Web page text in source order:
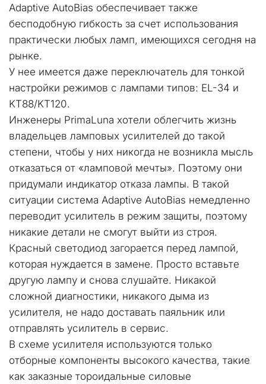
Adaptive AutoBias обеспечивает также
бесподобную гибкость за счет использования
практически любых ламп, имеющихся сегодня на
рынке.
У нее имеется даже переключатель для тонкой
настройки режимов с лампами типов: EL-34 и
KT88/KT120.
Инженеры PrimaLuna хотели облегчить жизнь
владельцев ламповых усилителей до такой
степени, чтобы у них никогда не возникла мысль
отказаться от «ламповой мечты». Поэтому они
придумали индикатор отказа лампы. В такой
ситуации система Adaptive AutoBias немедленно
переводит усилитель в режим защиты, поэтому
никакие детали не смогут выйти из строя.
Красный светодиод загорается перед лампой,
которая нуждается в замене. Просто вставьте
другую лампу и снова слушайте. Никакой
сложной диагностики, никакого дыма из
усилителя, не надо доставать паяльник или
отправлять усилитель в сервис.
В схеме усилителя используются только
отборные компоненты высокого качества, такие
как заказные тороидальные силовые